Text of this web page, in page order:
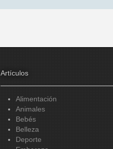
Artículos
Alimentación
Animales
Bebés
Belleza
Deporte